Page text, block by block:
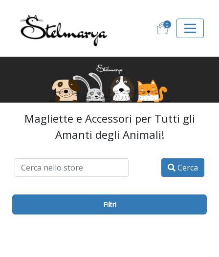
0
Magliette e Accessori per Tutti gli
Amanti degli Animali!
Cerca
Filtri